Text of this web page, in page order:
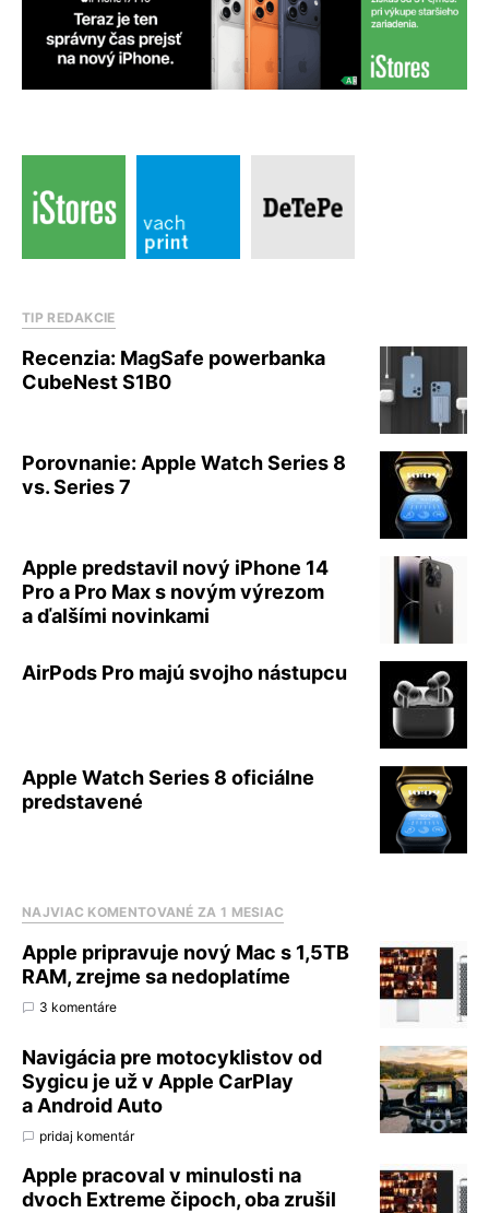
TIP REDAKCIE
Recenzia: MagSafe powerbanka
CubeNest S1B0
Porovnanie: Apple Watch Series 8
vs. Series 7
Apple predstavil nový iPhone 14
Pro a Pro Max s novým výrezom
a ďalšími novinkami
AirPods Pro majú svojho nástupcu
Apple Watch Series 8 oficiálne
predstavené
NAJVIAC KOMENTOVANÉ ZA 1 MESIAC
Apple pripravuje nový Mac s 1,5TB
RAM, zrejme sa nedoplatíme
3 komentáre
Navigácia pre motocyklistov od
Sygicu je už v Apple CarPlay
a Android Auto
pridaj komentár
Apple pracoval v minulosti na
dvoch Extreme čipoch, oba zrušil